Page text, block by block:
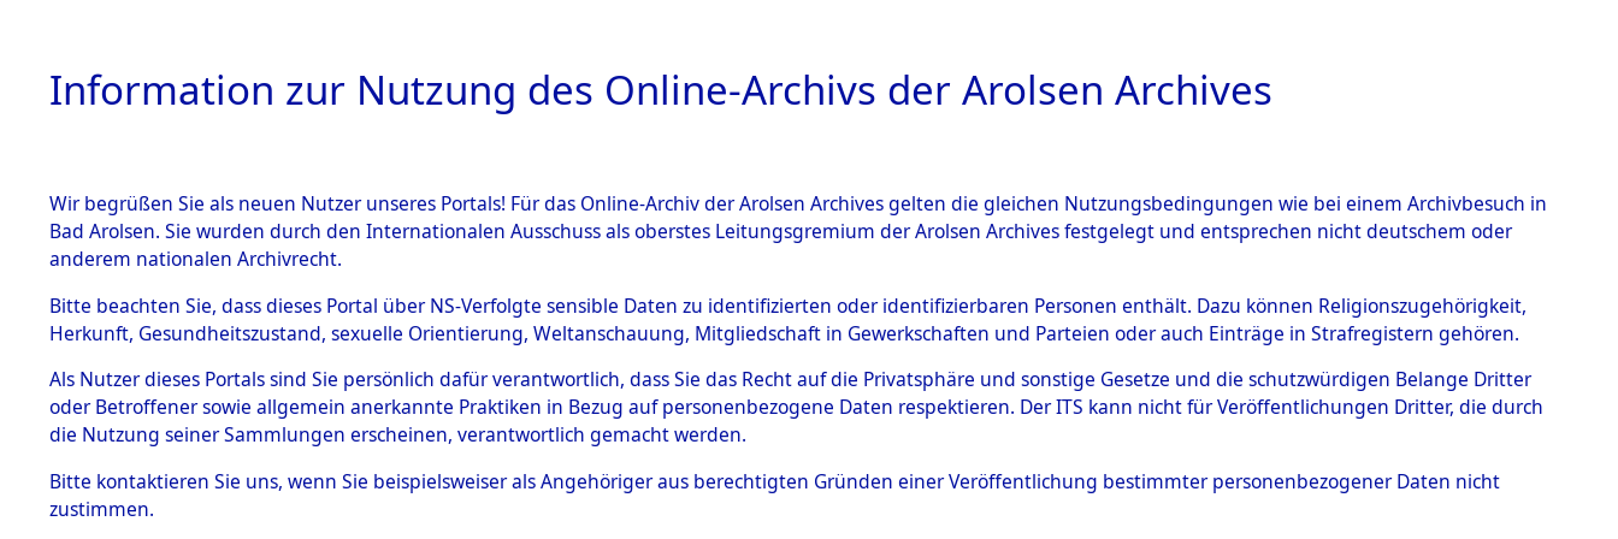
HOME BESTANDSBESCHREIBUNG ARCHIVALE ÜBERSICHT BILD
BESTÄNDE
Inhaftierungsdoku
mente
5. Verschiedenes
Todesmärsche
5.3.1 Alliierte
Ermittlungen zu den Orten Neunburg vorm Wald - Rötz.→0002
(84604893)→0024 (84604917)
0024 (84604917)
Information zur Nutzung des Online-Archivs der Arolsen Archives
Wir begrüßen Sie als neuen Nutzer unseres Portals! Für das Online-Archiv der Arolsen Archives gelten die gleichen Nutzungsbedingungen wie bei einem Archivbesuch in
Bad Arolsen. Sie wurden durch den Internationalen Ausschuss als oberstes Leitungsgremium der Arolsen Archives festgelegt und entsprechen nicht deutschem oder
anderem nationalen Archivrecht.
Bitte beachten Sie, dass dieses Portal über NS-Verfolgte sensible Daten zu identifizierten oder identifizierbaren Personen enthält. Dazu können Religionszugehörigkeit,
Herkunft, Gesundheitszustand, sexuelle Orientierung, Weltanschauung, Mitgliedschaft in Gewerkschaften und Parteien oder auch Einträge in Strafregistern gehören.
Als Nutzer dieses Portals sind Sie persönlich dafür verantwortlich, dass Sie das Recht auf die Privatsphäre und sonstige Gesetze und die schutzwürdigen Belange Dritter
oder Betroffener sowie allgemein anerkannte Praktiken in Bezug auf personenbezogene Daten respektieren. Der ITS kann nicht für Veröffentlichungen Dritter, die durch
die Nutzung seiner Sammlungen erscheinen, verantwortlich gemacht werden.
Bitte kontaktieren Sie uns, wenn Sie beispielsweiser als Angehöriger aus berechtigten Gründen einer Veröffentlichung bestimmter personenbezogener Daten nicht
zustimmen.